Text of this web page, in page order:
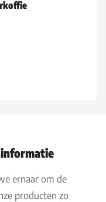
ernaar om de
producten zo